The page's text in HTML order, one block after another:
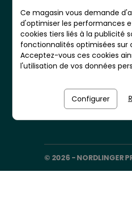
CS 20001 - RN10 -
16300 BARBEZIEUX -
© 2026 - NORDLINGER
Ce magasin vous demande
d'optimiser les performances
cookies tiers liés à la publicité
fonctionnalités optimisées sur
Acceptez-vous ces cookies
l'utilisation de vos données
Configurer